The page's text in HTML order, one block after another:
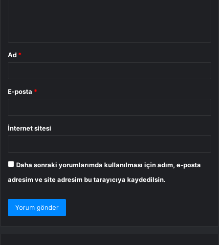
Ad *
E-posta *
İnternet sitesi
Daha sonraki yorumlarımda kullanılması için adım, e-posta
adresim ve site adresim bu tarayıcıya kaydedilsin.